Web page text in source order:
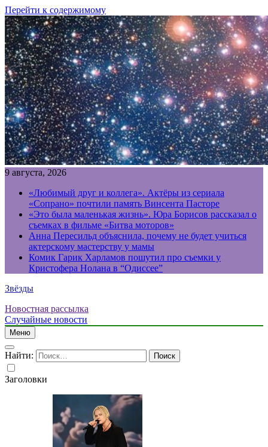
Перейти к содержимому
9 августа, 2026
«Любимый друг и коллега». Актёры из сериала
«Сопрано» почтили память Винсента Пасторе
«Это была маленькая жизнь». Юра Борисов рассказал о
съемках в фильме «Битва моторов»
Анна Пересильд объяснила, почему не будет учиться
актерскому мастерству у мамы
Комик Гарик Харламов пошутил про съемки у
Кристофера Нолана в “Одиссее”
Звёзды
Новостная рассылка
Случайные новости
Меню
Найти:
Заголовки